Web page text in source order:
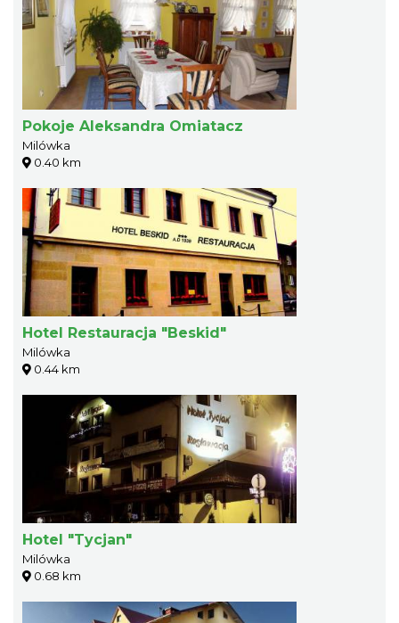
Pokoje Aleksandra Omiatacz
Milówka
0.40 km
Hotel Restauracja "Beskid"
Milówka
0.44 km
Hotel "Tycjan"
Milówka
0.68 km